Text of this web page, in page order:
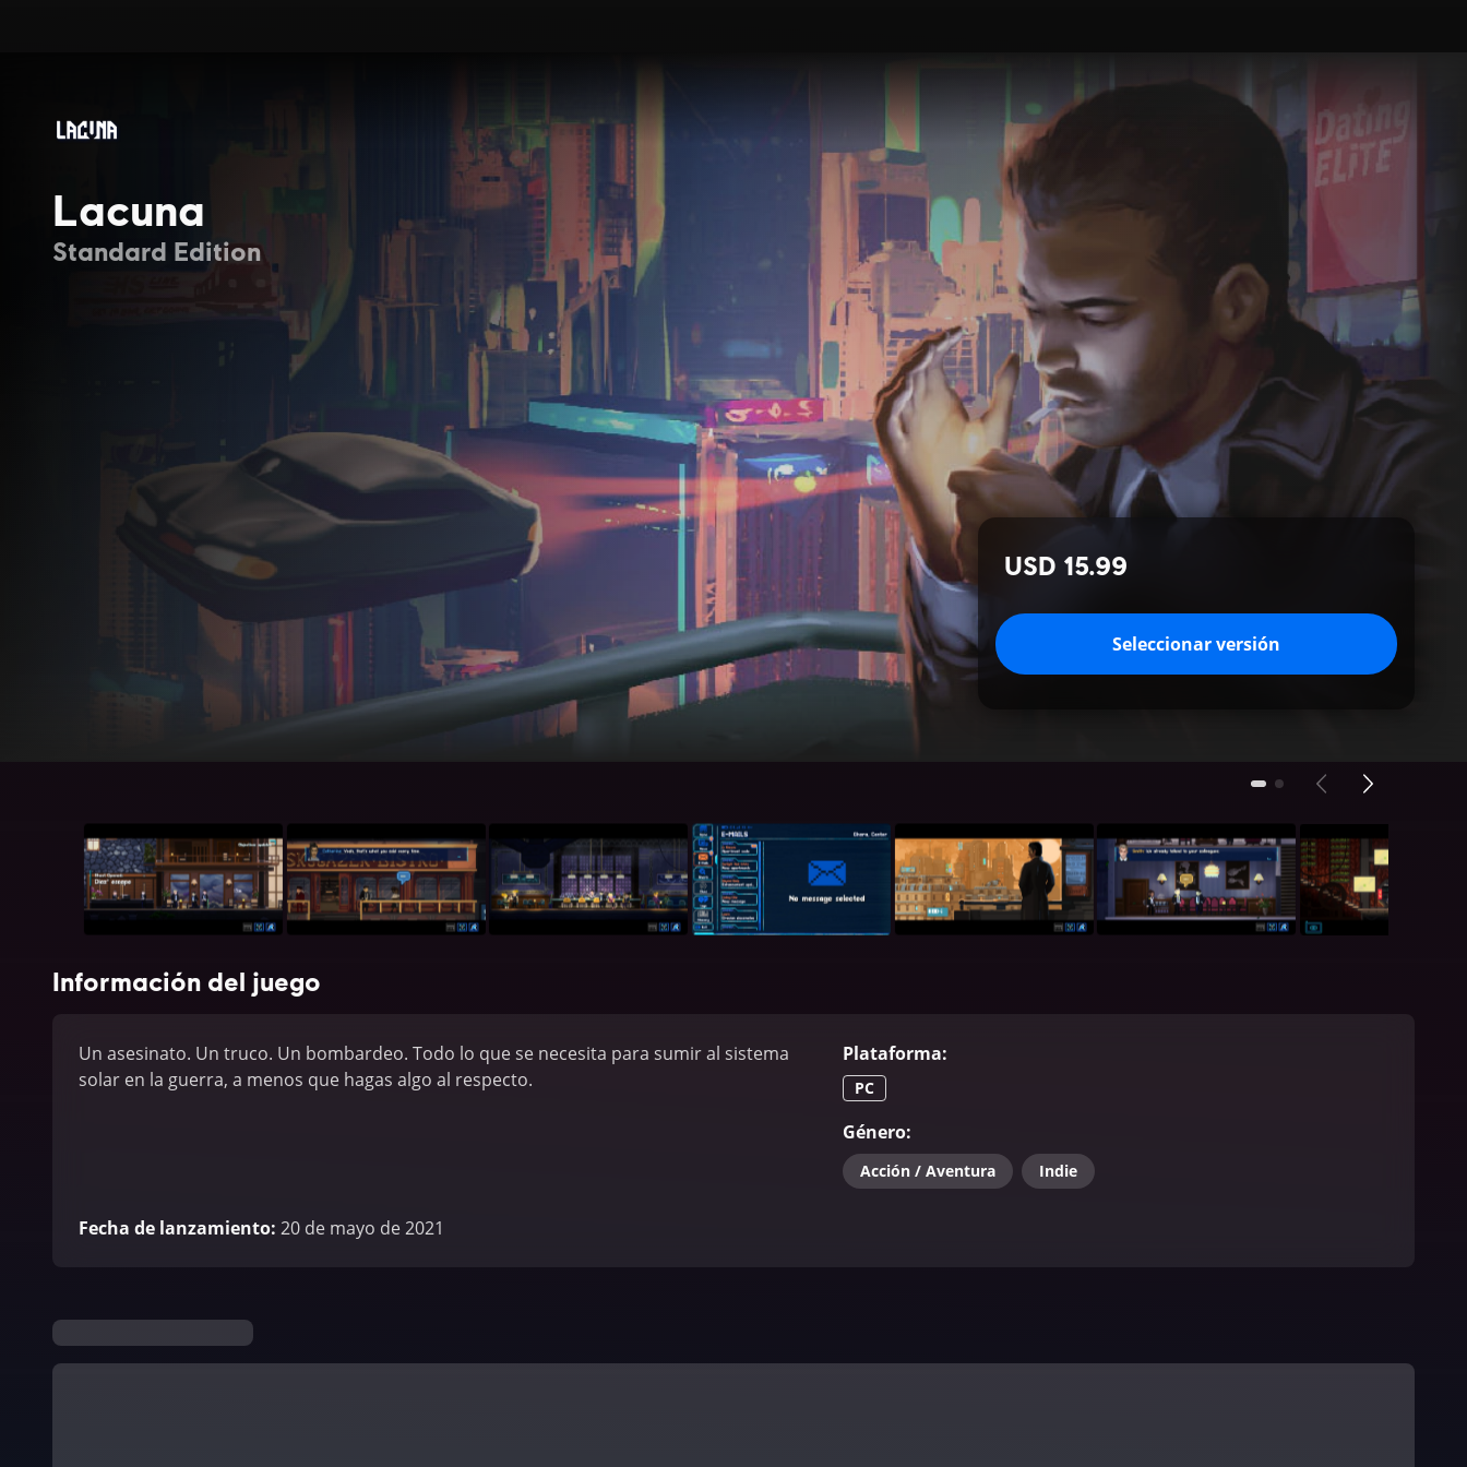
Lacuna
Standard Edition
USD 15.99
Seleccionar versión
Información del juego
Un asesinato. Un truco. Un bombardeo. Todo lo que se necesita para sumir al sistema
solar en la guerra, a menos que hagas algo al respecto.
Fecha de lanzamiento: 20 de mayo de 2021
Plataforma:
PC
Género:
Acción / Aventura Indie